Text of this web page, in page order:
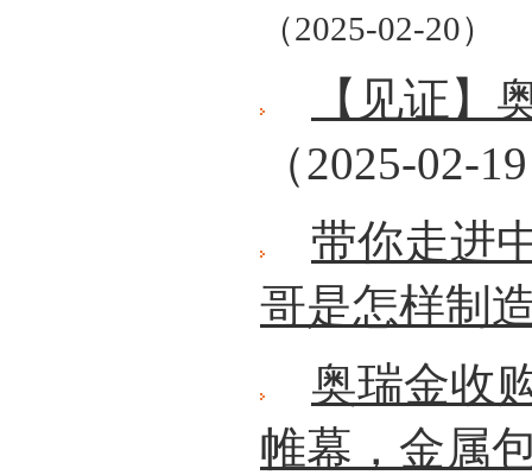
（2025-02-20）
【见证】
（2025-02-
带你走进
哥是怎样制
奥瑞金收
帷幕，金属